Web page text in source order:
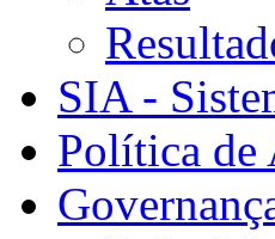
SIA -
Política de